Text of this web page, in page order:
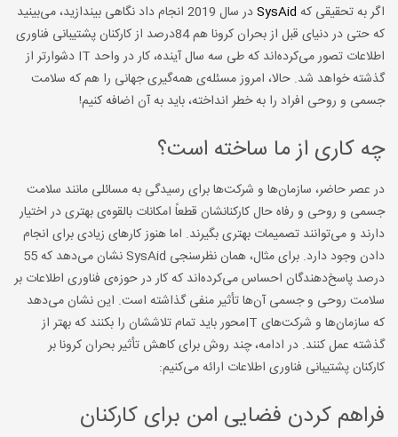
اگر به تحقیقی که SysAid
در سال 2019 انجام داد نگاهی بیندازید، می‌بینید
که حتی در دنیای قبل از بحران کرونا هم 84درصد از کارکنان پشتیبانی فناوری
اطلاعات تصور می‌کرده‌‌اند که طی سه سال آینده، کار در واحد IT دشوارتر از
گذشته خواهد شد. حالا، امروز مسئله‌ی همه‌گیری جهانی را هم که سلامت
جسمی و روحی افراد را به خطر انداخته، باید به آن اضافه کنیم!
چه کاری از ما ساخته است؟
در عصر حاضر، سازمان‌ها و شرکت‌ها برای رسیدگی به مسائلی مانند سلامت
جسمی و روحی و رفاه حال کارکنانشان قطعاً امکانات بالقوه‌ی بهتری در اختیار
دارند و می‌توانند تصمیمات بهتری بگیرند. اما هنوز کارهای زیادی برای انجام
دادن وجود دارد. برای مثال، همان نظرسنجی SysAid نشان می‌دهد که 55
درصد پاسخ‌دهندگان احساس می‌کرده‌اند که کار در حوزه‌ی فناوری اطلاعات بر
سلامت روحی و جسمی آن‌ها تأثیر منفی گذاشته است. این نشان می‌دهد
که سازمان‌ها و شرکت‌های ITمحور باید تمام تلاششان را بکنند که بهتر از
گذشته عمل کنند. در ادامه، چند روش برای کاهش تأثیر بحران کرونا بر
کارکنان پشتیبانی فناوری اطلاعات ارائه می‌کنیم:
فراهم کردن فضایی امن برای کارکنان